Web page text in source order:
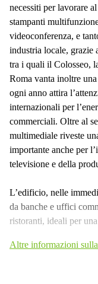
necessiti per lavorare
stampanti
videoconferenza, e
industria locale, grazie
tra i quali il Colosseo,
Roma vanta inoltre
ogni anno attira
internazionali per
commerciali. Oltre al
multimediale riveste
importante anche per
televisione e della
L’edificio, nelle
da banche e uffici
ristoranti, ideali per
Altre informazioni